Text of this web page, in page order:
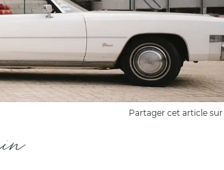
Partager cet article sur